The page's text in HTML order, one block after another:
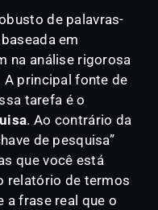
de palavras-
em
na análise rigorosa
A principal fonte de
tarefa é o
. Ao contrário da
de pesquisa”
que você está
relatório de termos
a frase real que o